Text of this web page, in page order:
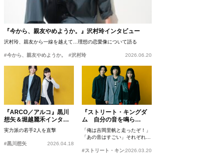
『今から、親友やめようか。』沢村玲インタビュー
沢村玲、親友から一線を越えて…理想の恋愛像について語る
#今から、親友やめようか。 #沢村玲 2026.06.20
『ARCO／アルコ』黒川
想矢＆堀越麗禾インタビ
ュー
実力派の若手2人を直撃
#黒川想矢 2026.04.18
『ストリート・キングダ
ム 自分の音を鳴ら
せ。』峯田和伸、若葉竜
也、吉岡里帆インタビュ
ー
「俺は吉岡里帆と走ったぞ！」
「あの音はすごい」それぞれの
#ストリート・キングダム 自分の音を鳴らせ。
2026.03.20